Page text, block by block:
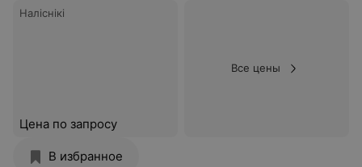
Наліснікі
Цена по запросу
Все цены
В избранное